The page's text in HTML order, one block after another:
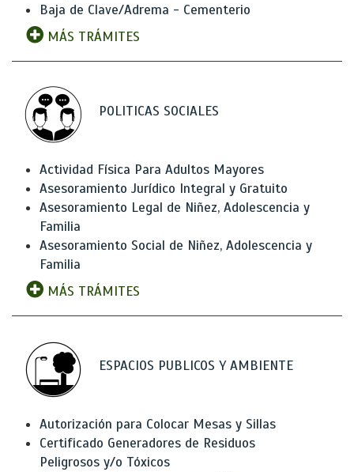
Baja de Clave/Adrema - Cementerio
MÁS TRÁMITES
POLITICAS SOCIALES
Actividad Física Para Adultos Mayores
Asesoramiento Jurídico Integral y Gratuito
Asesoramiento Legal de Niñez, Adolescencia y
Familia
Asesoramiento Social de Niñez, Adolescencia y
Familia
MÁS TRÁMITES
ESPACIOS PUBLICOS Y AMBIENTE
Autorización para Colocar Mesas y Sillas
Certificado Generadores de Residuos
Peligrosos y/o Tóxicos